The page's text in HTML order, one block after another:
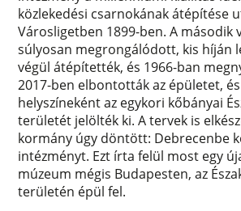
közlekedési csarnokának átépítése
Városligetben 1899-ben. A második
súlyosan megrongálódott, kis híján
végül átépítették, és 1966-ban
2017-ben elbontották az épületet,
helyszíneként az egykori kőbányai
területét jelölték ki. A tervek is
kormány úgy döntött: Debrecenbe
intézményt. Ezt írta felül most egy
múzeum mégis Budapesten, az
területén épül fel.